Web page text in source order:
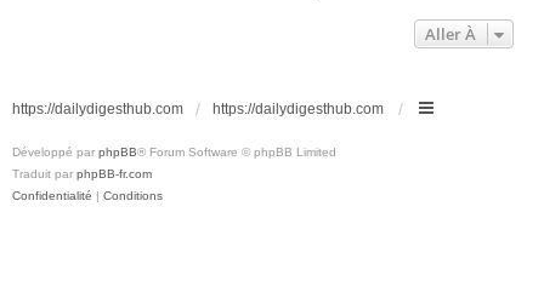
Aller À
https://dailydigesthub.com https://dailydigesthub.com
Développé par phpBB® Forum Software © phpBB Limited
Traduit par phpBB-fr.com
Confidentialité | Conditions